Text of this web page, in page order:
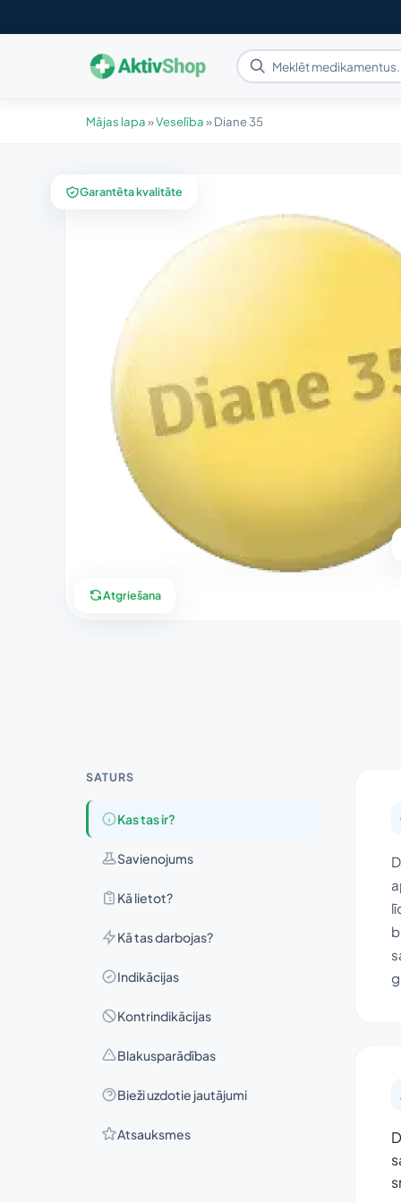
Mājas lapa»Veselība»Diane 35
Garantēta kvalitāte
Atgriešana
SATURS
Kas tas ir?
Savienojums
Kā lietot?
Kā tas darbojas?
Indikācijas
Kontrindikācijas
Blakusparādības
Bieži uzdotie jautājumi
Atsauksmes